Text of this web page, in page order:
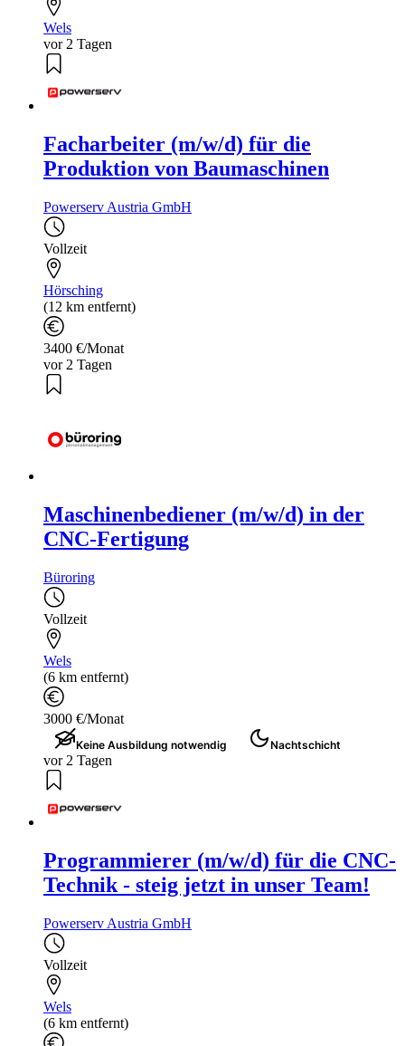
Wels
vor 2 Tagen
Facharbeiter (m/w/d) für die
Produktion von Baumaschinen
Powerserv Austria GmbH
Vollzeit
Hörsching
(12 km entfernt)
3400 €/Monat
vor 2 Tagen
Maschinenbediener (m/w/d) in der
CNC-Fertigung
Büroring
Vollzeit
Wels
(6 km entfernt)
3000 €/Monat
Keine Ausbildung notwendig Nachtschicht
vor 2 Tagen
Programmierer (m/w/d) für die CNC-
Technik - steig jetzt in unser Team!
Powerserv Austria GmbH
Vollzeit
Wels
(6 km entfernt)